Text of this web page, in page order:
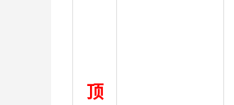
顶